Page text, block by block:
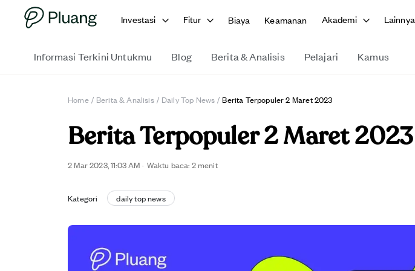
Investasi Fitur Biaya Keamanan Akademi Lainnya
Informasi Terkini Untukmu Blog Berita & Analisis Pelajari Kamus
Home / Berita & Analisis / Daily Top News / Berita Terpopuler 2 Maret 2023
Berita Terpopuler 2 Maret 2023
2 Mar 2023, 11:03 AM · Waktu baca: 2 menit
Kategori daily top news